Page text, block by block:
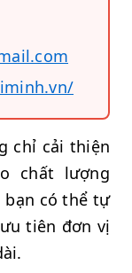
chỉ cải thiện
chất lượng
bạn có thể tự
tiên đơn vị